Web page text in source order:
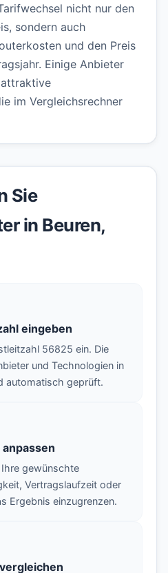
nicht nur den
sondern auch
und den Preis
Einige Anbieter
attraktive
im Vergleichsrechner
Sie
in Beuren,
eingeben
56825 ein. Die
und Technologien in
automatisch geprüft.
anpassen
Ihre gewünschte
Vertragslaufzeit oder
Ergebnis einzugrenzen.